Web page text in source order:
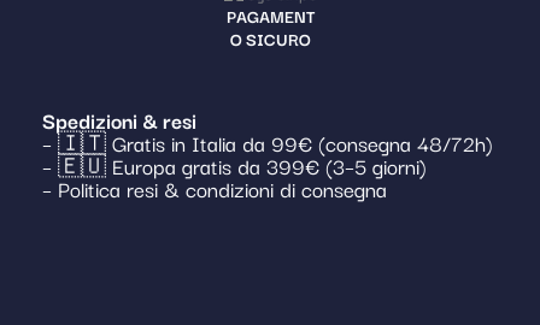
PAGAMENT
O SICURO
Spedizioni & resi
– 🇮🇹 Gratis in Italia da 99€ (consegna 48/72h)
– 🇪🇺 Europa gratis da 399€ (3–5 giorni)
– Politica resi & condizioni di consegna